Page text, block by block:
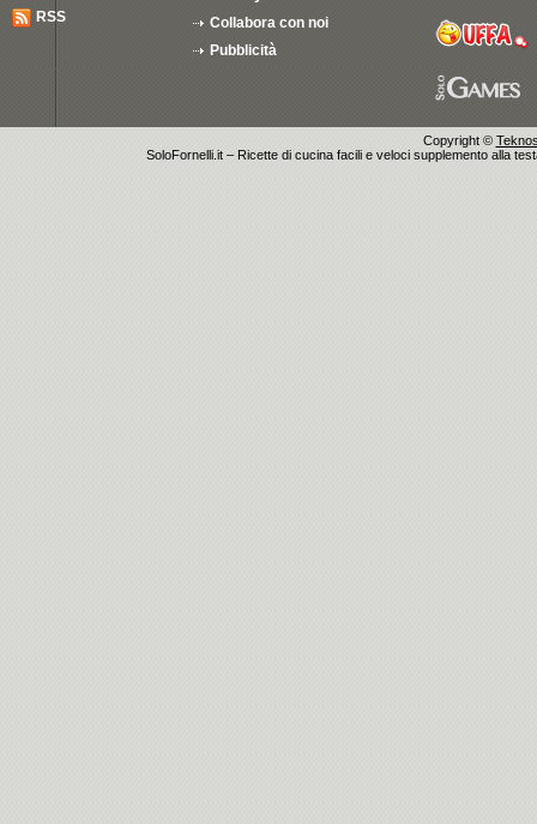
RSS
Collabora con noi
Pubblicità
Copyright ©
SoloFornelli.it – Ricette di cucina facili e veloci supplemento alla